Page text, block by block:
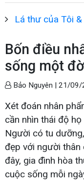
Lá thư của Tôi &
Bốn điều
sống một
Bảo Nguyên | 21/09/
Xét đoán nhân
cần nhìn thái độ
Người có tu
đẹp với người
đây, gia đình hòa
cuộc sống mỗi